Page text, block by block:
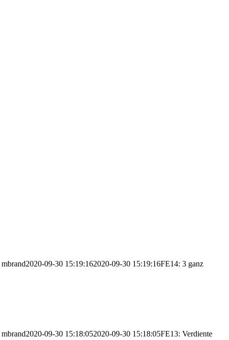
mbrand2020-09-30 15:19:162020-09-30 15:19:16FE14: 3 ganz
mbrand2020-09-30 15:18:052020-09-30 15:18:05FE13: Verdiente